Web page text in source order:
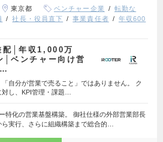
東京都 ベンチャー企業
転勤な
社長・役員直下 事業責任者
年収600
配│年収1,000万
│ベンチャー向け営
自分が営業で売ること」ではありません。 ク
し、KPI管理・課題…
特化の営業基盤構築。 御社仕様の外部営業部長
実行、さらに組織構築まで総合的…